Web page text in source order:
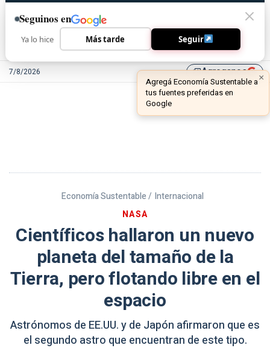
7/8/2026 library_addAgreganos
Economía Sustentable / Internacional
NASA
Científicos hallaron un nuevo
planeta del tamaño de la
Tierra, pero flotando libre en el
espacio
Astrónomos de EE.UU. y de Japón afirmaron que es
el segundo astro que encuentran de este tipo.
Seguinos en
Ya lo hice Más tarde Seguir